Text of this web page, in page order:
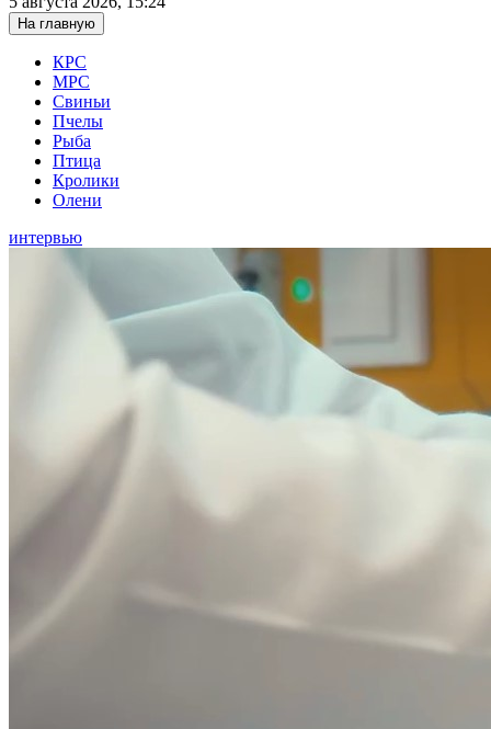
На главную
КРС
МРС
Свиньи
Пчелы
Рыба
Птица
Кролики
Олени
интервью